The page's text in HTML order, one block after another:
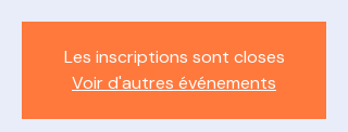
Les inscriptions sont closes
Voir d'autres événements